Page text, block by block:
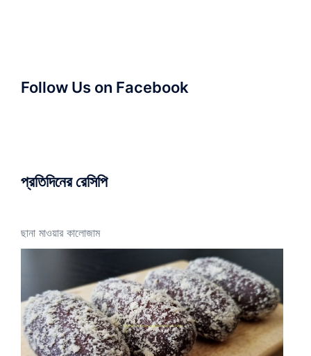
Follow Us on Facebook
প্রতিদিনের রেসিপি
ছানা মাওয়ার কালোজাম